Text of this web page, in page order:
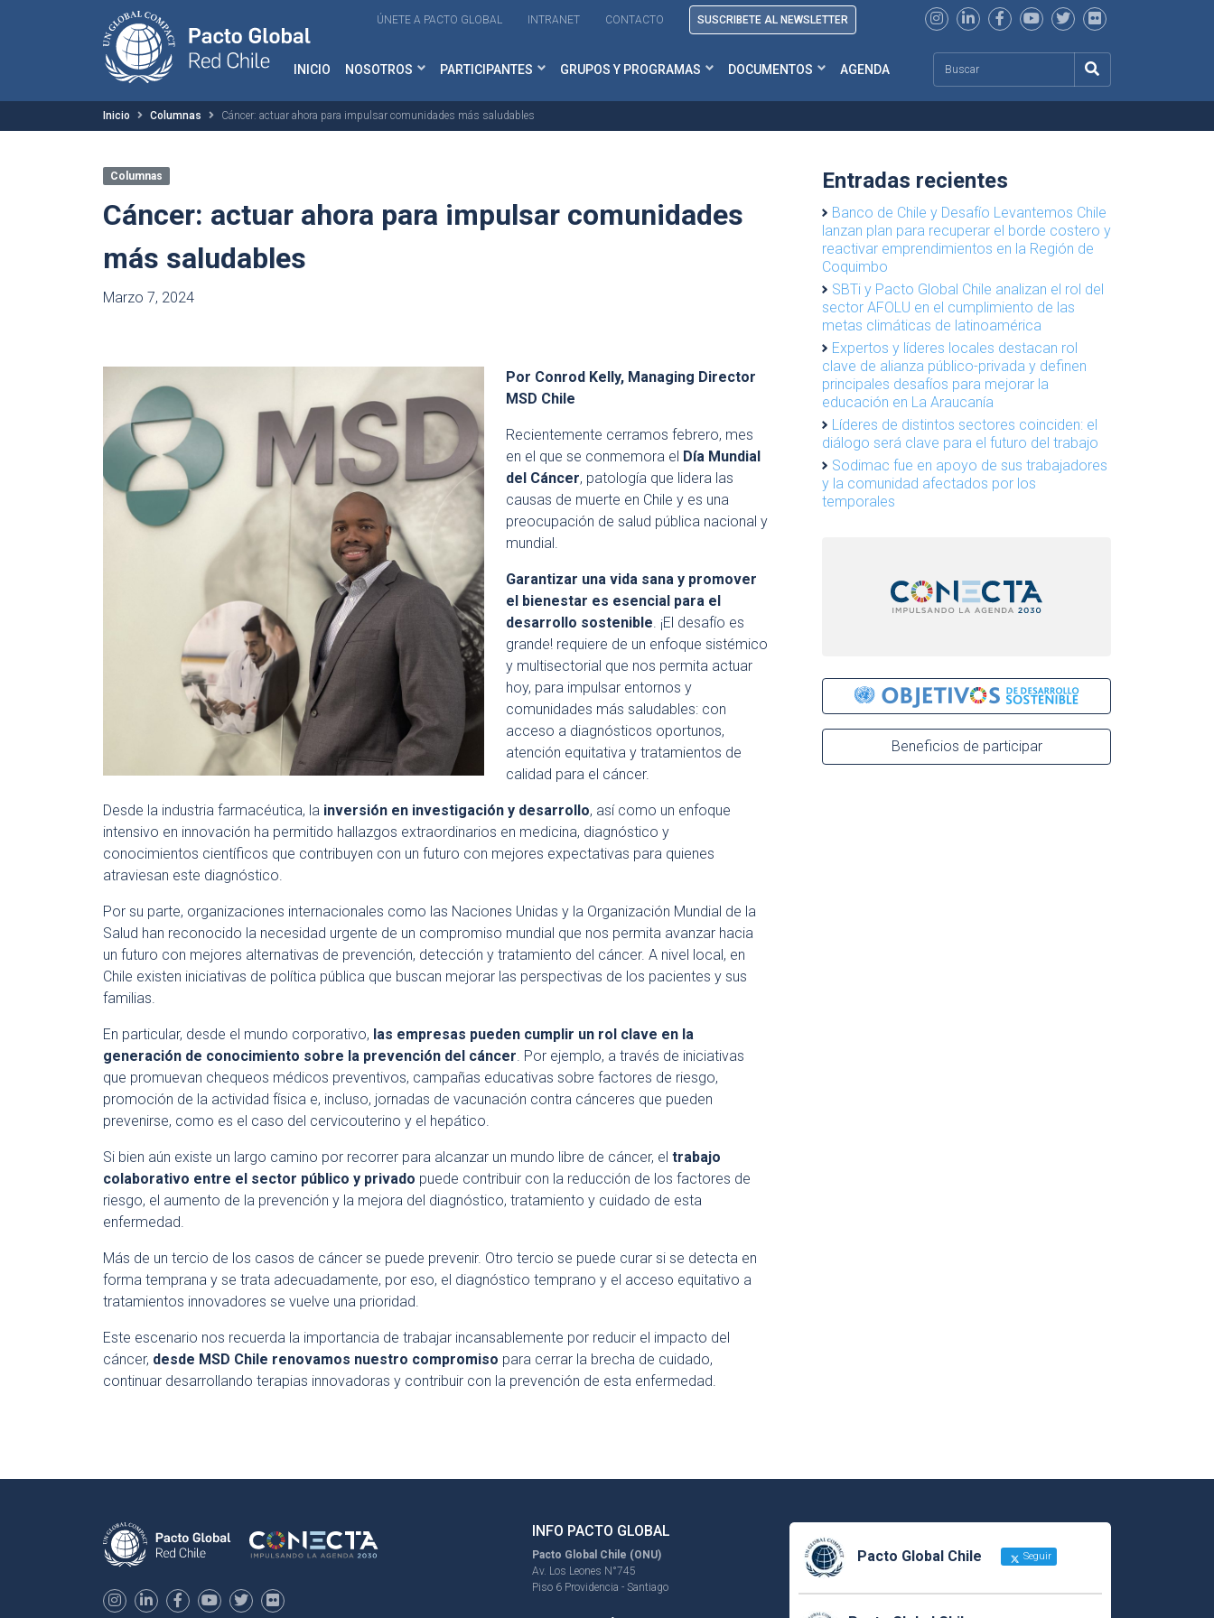
ÚNETE A PACTO GLOBAL INTRANET CONTACTO SUSCRIBETE AL NEWSLETTER
INICIO NOSOTROS PARTICIPANTES GRUPOS Y PROGRAMAS DOCUMENTOS AGENDA
Inicio Columnas Cáncer: actuar ahora para impulsar comunidades más saludables
Columnas
Cáncer: actuar ahora para impulsar comunidades
más saludables
Marzo 7, 2024
Por Conrod Kelly, Managing Director
MSD Chile
Recientemente cerramos febrero, mes
en el que se conmemora el Día Mundial
del Cáncer, patología que lidera las
causas de muerte en Chile y es una
preocupación de salud pública nacional y
mundial.
Garantizar una vida sana y promover
el bienestar es esencial para el
desarrollo sostenible. ¡El desafío es
grande! requiere de un enfoque sistémico
y multisectorial que nos permita actuar
hoy, para impulsar entornos y
comunidades más saludables: con
acceso a diagnósticos oportunos,
atención equitativa y tratamientos de
calidad para el cáncer.
Desde la industria farmacéutica, la inversión en investigación y desarrollo, así como un enfoque
intensivo en innovación ha permitido hallazgos extraordinarios en medicina, diagnóstico y
conocimientos científicos que contribuyen con un futuro con mejores expectativas para quienes
atraviesan este diagnóstico.
Por su parte, organizaciones internacionales como las Naciones Unidas y la Organización Mundial de la
Salud han reconocido la necesidad urgente de un compromiso mundial que nos permita avanzar hacia
un futuro con mejores alternativas de prevención, detección y tratamiento del cáncer. A nivel local, en
Chile existen iniciativas de política pública que buscan mejorar las perspectivas de los pacientes y sus
familias.
En particular, desde el mundo corporativo, las empresas pueden cumplir un rol clave en la
generación de conocimiento sobre la prevención del cáncer. Por ejemplo, a través de iniciativas
que promuevan chequeos médicos preventivos, campañas educativas sobre factores de riesgo,
promoción de la actividad física e, incluso, jornadas de vacunación contra cánceres que pueden
prevenirse, como es el caso del cervicouterino y el hepático.
Si bien aún existe un largo camino por recorrer para alcanzar un mundo libre de cáncer, el trabajo
colaborativo entre el sector público y privado puede contribuir con la reducción de los factores de
riesgo, el aumento de la prevención y la mejora del diagnóstico, tratamiento y cuidado de esta
enfermedad.
Más de un tercio de los casos de cáncer se puede prevenir. Otro tercio se puede curar si se detecta en
forma temprana y se trata adecuadamente, por eso, el diagnóstico temprano y el acceso equitativo a
tratamientos innovadores se vuelve una prioridad.
Este escenario nos recuerda la importancia de trabajar incansablemente por reducir el impacto del
cáncer, desde MSD Chile renovamos nuestro compromiso para cerrar la brecha de cuidado,
continuar desarrollando terapias innovadoras y contribuir con la prevención de esta enfermedad.
Entradas recientes
Banco de Chile y Desafío Levantemos Chile
lanzan plan para recuperar el borde costero y
reactivar emprendimientos en la Región de
Coquimbo
SBTi y Pacto Global Chile analizan el rol del
sector AFOLU en el cumplimiento de las
metas climáticas de latinoamérica
Expertos y líderes locales destacan rol
clave de alianza público-privada y definen
principales desafíos para mejorar la
educación en La Araucanía
Líderes de distintos sectores coinciden: el
diálogo será clave para el futuro del trabajo
Sodimac fue en apoyo de sus trabajadores
y la comunidad afectados por los
temporales
Beneficios de participar
INFO PACTO GLOBAL
Pacto Global Chile (ONU)
Av. Los Leones N°745
Piso 6 Providencia - Santiago
Pacto Global Chile Seguir